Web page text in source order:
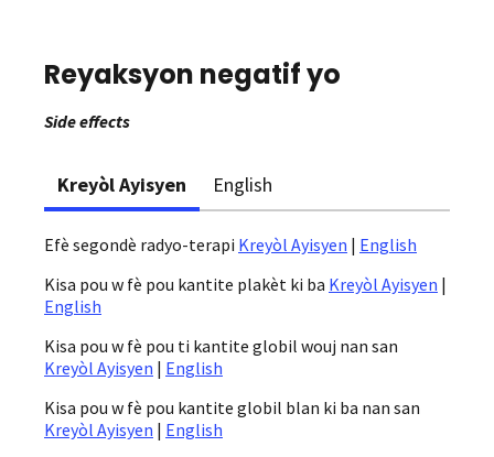
Reyaksyon negatif yo
Side effects
Kreyòl Ayisyen English
Efè segondè radyo-terapi Kreyòl Ayisyen | English
Kisa pou w fè pou kantite plakèt ki ba Kreyòl Ayisyen |
English
Kisa pou w fè pou ti kantite globil wouj nan san
Kreyòl Ayisyen | English
Kisa pou w fè pou kantite globil blan ki ba nan san
Kreyòl Ayisyen | English